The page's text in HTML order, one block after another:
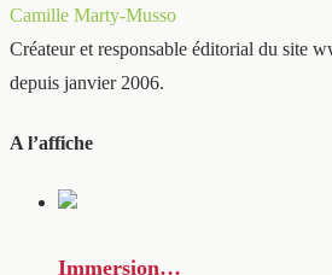
Camille Marty-Musso
Créateur et responsable éditorial du site
depuis janvier 2006.
A l’affiche
Immersion…